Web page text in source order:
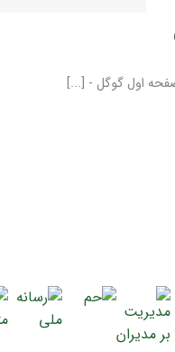
اول گوگل - [...]